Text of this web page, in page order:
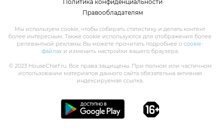
Политика конфиденциальности
Правообладателям
Мы используем cookie, чтобы собирать статистику и делать контент
более интересным. Также cookie используются для отображения более
релевантной рекламы. Вы можете прочитать подробнее о cookie-
файлахи изменить настройки вашего браузера.
© 2023 HouseChief.ru. Все права защищены. При полном или частичном
использовании материалов данного сайта обязательна активная
индексируемая ссылка.